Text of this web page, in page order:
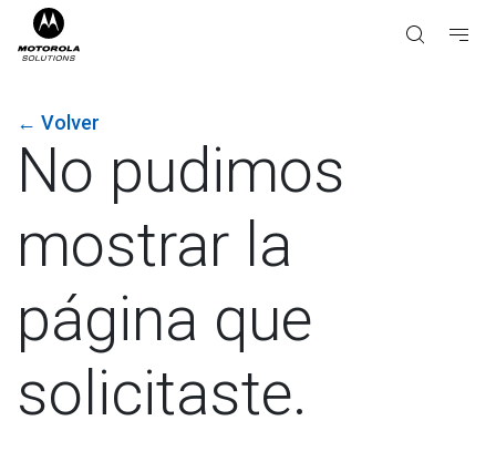
← Volver
No pudimos
mostrar la
página que
solicitaste.